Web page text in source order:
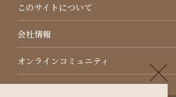
このサイトについて
会社情報
オンラインコミュニティ